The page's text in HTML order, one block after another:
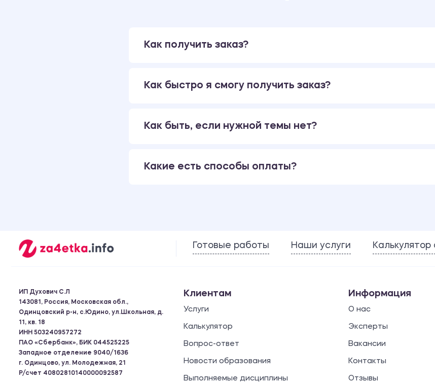
Как получить заказ?
Как быстро я смогу получить заказ?
Как быть, если нужной темы нет?
Какие есть способы оплаты?
Готовые работы Наши услуги
ИП Духович С.Л
143081, Россия, Московская обл.,
Одинцовский р-н, с.Юдино, ул.Школьная, д.
11, кв. 18
ИНН 503240957272
ПАО «Сбербанк», БИК 044525225
Западное отделение 9040/1636
г. Одинцово, ул. Молодежная, 21
Р/счет 40802810140000092587
Клиентам
Услуги
Калькулятор
Вопрос-ответ
Новости образования
Выполняемые дисциплины
Информация
О нас
Эксперты
Вакансии
Контакты
Отзывы